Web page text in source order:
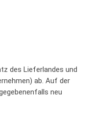
des Lieferlandes und
ab. Auf der
neu